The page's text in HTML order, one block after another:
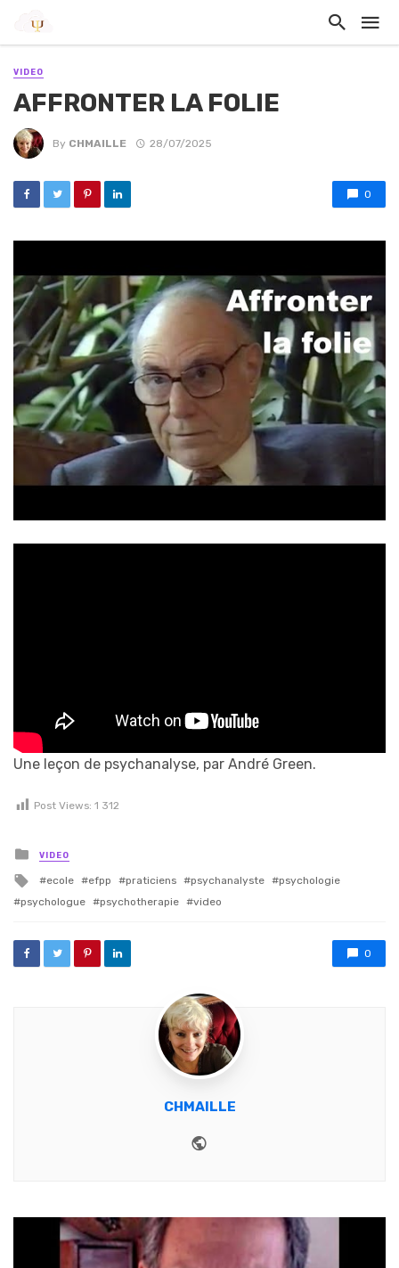
VIDEO
AFFRONTER LA FOLIE
By CHMAILLE 28/07/2025
0
Une leçon de psychanalyse, par André Green.
Post Views: 1 312
Posted in
VIDEO
Tagged with
ecole efpp praticiens psychanalyste
psychologie
psychologue
psychotherapie video
0
CHMAILLE